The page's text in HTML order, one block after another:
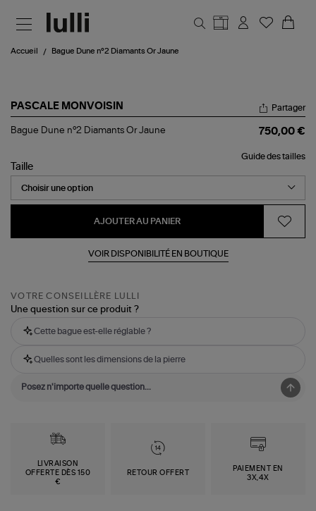
Accueil Bague Dune n°2 Diamants Or Jaune
PASCALE MONVOISIN
Bague
Diamants
Or
Jaune
Partager
Bague Dune n°2 Diamants Or Jaune 750,00 €
Guide des tailles
Taille
AJOUTER AU PANIER
VOIR DISPONIBILITÉ EN BOUTIQUE
VOTRE CONSEILLÈRE LULLI
Une question sur ce produit ?
Cette bague est-elle réglable ?
Quelles sont les dimensions de la pierre
LIVRAISON
OFFERTE DÈS 150
€
RETOUR OFFERT
PAIEMENT EN
3X,4X